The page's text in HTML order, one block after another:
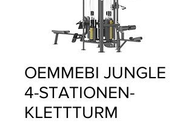
OEMMEBI JUNGLE
4-STATIONEN-
KLETTTURM